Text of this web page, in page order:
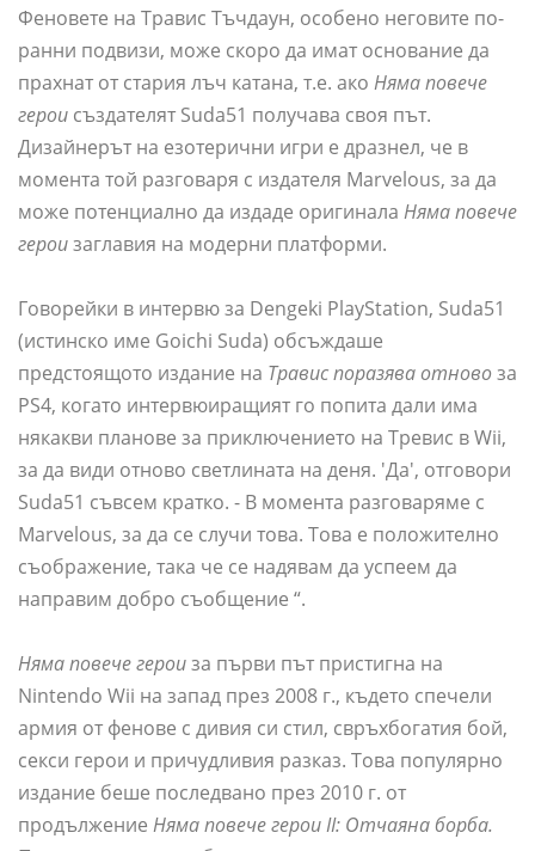
Феновете на Травис Тъчдаун, особено неговите по-
ранни подвизи, може скоро да имат основание да
прахнат от стария лъч катана, т.е. ако Няма повече
герои създателят Suda51 получава своя път.
Дизайнерът на езотерични игри е дразнел, че в
момента той разговаря с издателя Marvelous, за да
може потенциално да издаде оригинала Няма повече
героизаглавия на модерни платформи.
Говорейки в интервю за Dengeki PlayStation, Suda51
(истинско име Goichi Suda) обсъждаше
предстоящото издание на Травис поразява отновоза
PS4, когато интервюиращият го попита дали има
някакви планове за приключението на Тревис в Wii,
за да види отново светлината на деня. 'Да', отговори
Suda51 съвсем кратко. - В момента разговаряме с
Marvelous, за да се случи това. Това е положително
съображение, така че се надявам да успеем да
направим добро съобщение “.
Няма повече героиза първи път пристигна на
Nintendo Wii на запад през 2008 г., където спечели
армия от фенове с дивия си стил, свръхбогатия бой,
секси герои и причудливия разказ. Това популярно
издание беше последвано през 2010 г. от
продължение Няма повече герои II: Отчаяна борба.